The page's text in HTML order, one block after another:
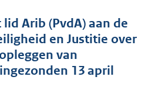
n
d
s
g
r
Arib (PvdA) aan de
en Justitie over
van
13 april